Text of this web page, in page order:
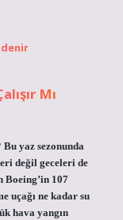
denir
Mı
Bu yaz sezonunda
değil geceleri de
Boeing’in 107
uçağı ne kadar su
hava yangın